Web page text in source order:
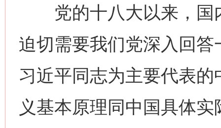
党的十八大以来，国
迫切需要我们党深入回
习近平同志为主要代表
义基本原理同中国具体